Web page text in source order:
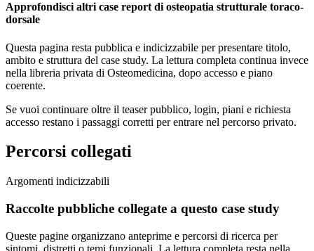
Approfondisci altri case report di osteopatia strutturale toraco-
dorsale
Questa pagina resta pubblica e indicizzabile per presentare titolo,
ambito e struttura del case study. La lettura completa continua invece
nella libreria privata di Osteomedicina, dopo accesso e piano
coerente.
Se vuoi continuare oltre il teaser pubblico, login, piani e richiesta
accesso restano i passaggi corretti per entrare nel percorso privato.
Percorsi collegati
Argomenti indicizzabili
Raccolte pubbliche collegate a questo case study
Queste pagine organizzano anteprime e percorsi di ricerca per
sintomi, distretti o temi funzionali. La lettura completa resta nella